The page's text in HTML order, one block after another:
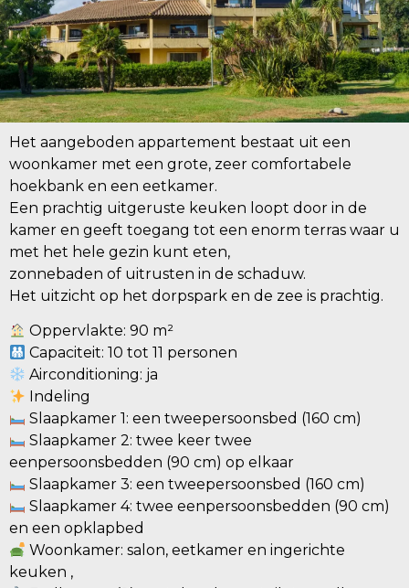
Het aangeboden appartement bestaat uit een
woonkamer met een grote, zeer comfortabele
hoekbank en een eetkamer.
Een prachtig uitgeruste keuken loopt door in de
kamer en geeft toegang tot een enorm terras waar u
met het hele gezin kunt eten,
zonnebaden of uitrusten in de schaduw.
Het uitzicht op het dorpspark en de zee is prachtig.
Oppervlakte: 90 m²
Capaciteit: 10 tot 11 personen
Airconditioning: ja
Indeling
Slaapkamer 1: een tweepersoonsbed (160 cm)
Slaapkamer 2: twee keer twee
eenpersoonsbedden (90 cm) op elkaar
Slaapkamer 3: een tweepersoonsbed (160 cm)
Slaapkamer 4: twee eenpersoonsbedden (90 cm)
en een opklapbed
Woonkamer: salon, eetkamer en ingerichte
keuken ,